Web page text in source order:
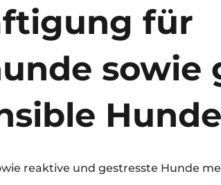
für
sowie
Hunde
reaktive und gestresste Hunde